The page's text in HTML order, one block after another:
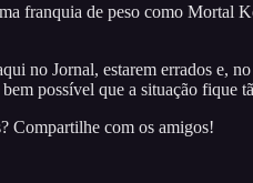
franquia de peso como Mortal
no Jornal, estarem errados
possível que a situação
Compartilhe com os amigos!